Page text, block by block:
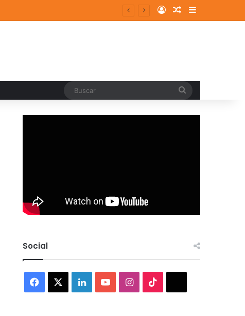
Log InRandom Article
Sidebar
Social
Facebook LinkedInYouTubeInstagram